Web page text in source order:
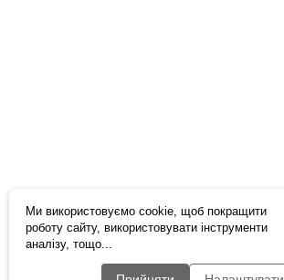
Ми використовуємо cookie, щоб покращити
роботу сайту, використовувати інструменти
аналізу, тощо...